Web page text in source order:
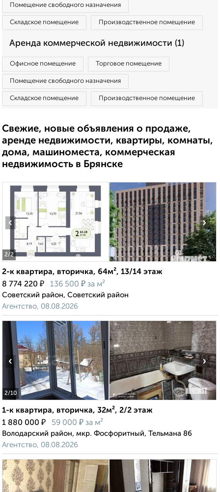
Помещение свободного назначения
Складское помещение Производственное помещение
Аренда коммерческой недвижимости (1)
Офисное помещение Торговое помещение
Помещение свободного назначения
Складское помещение Производственное помещение
Свежие, новые объявления о продаже,
аренде недвижимости, квартиры, комнаты,
дома, машиноместа, коммерческая
недвижимость в Брянске
2/2
‹ ›
2-к квартира, вторичка, 64м², 13/14 этаж
8 774 220 ₽ 136 500 ₽ за м²
Советский район, Советский район
Агентство, 08.08.2026
2/10
‹ ›
1-к квартира, вторичка, 32м², 2/2 этаж
1 880 000 ₽ 59 000 ₽ за м²
Володарский район, мкр. Фосфоритный, Тельмана 86
Агентство, 08.08.2026